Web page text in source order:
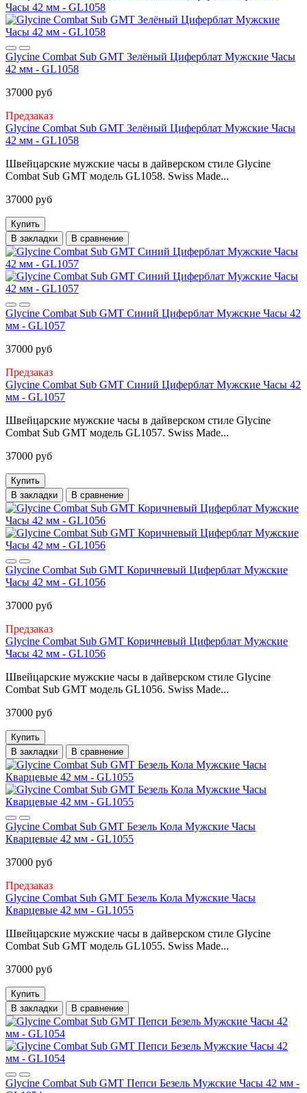
Glycine Combat Sub GMT Зелёный Циферблат Мужские Часы
42 мм - GL1058
37000 руб
Предзаказ
Glycine Combat Sub GMT Зелёный Циферблат Мужские Часы
42 мм - GL1058
Швейцарские мужские часы в дайверском стиле Glycine
Combat Sub GMT модель GL1058. Swiss Made...
37000 руб
Купить
В закладки
В сравнение
Glycine Combat Sub GMT Синий Циферблат Мужские Часы 42
мм - GL1057
37000 руб
Предзаказ
Glycine Combat Sub GMT Синий Циферблат Мужские Часы 42
мм - GL1057
Швейцарские мужские часы в дайверском стиле Glycine
Combat Sub GMT модель GL1057. Swiss Made...
37000 руб
Купить
В закладки
В сравнение
Glycine Combat Sub GMT Коричневый Циферблат Мужские
Часы 42 мм - GL1056
37000 руб
Предзаказ
Glycine Combat Sub GMT Коричневый Циферблат Мужские
Часы 42 мм - GL1056
Швейцарские мужские часы в дайверском стиле Glycine
Combat Sub GMT модель GL1056. Swiss Made...
37000 руб
Купить
В закладки
В сравнение
Glycine Combat Sub GMT Безель Кола Мужские Часы
Кварцевые 42 мм - GL1055
37000 руб
Предзаказ
Glycine Combat Sub GMT Безель Кола Мужские Часы
Кварцевые 42 мм - GL1055
Швейцарские мужские часы в дайверском стиле Glycine
Combat Sub GMT модель GL1055. Swiss Made...
37000 руб
Купить
В закладки
В сравнение
Glycine Combat Sub GMT Пепси Безель Мужские Часы 42 мм -